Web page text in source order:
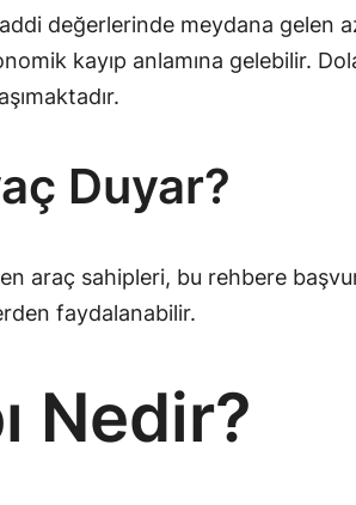
değerlerinde meydana gelen
kayıp anlamına gelebilir.
Duyar?
araç sahipleri, bu rehbere
faydalanabilir.
Nedir?